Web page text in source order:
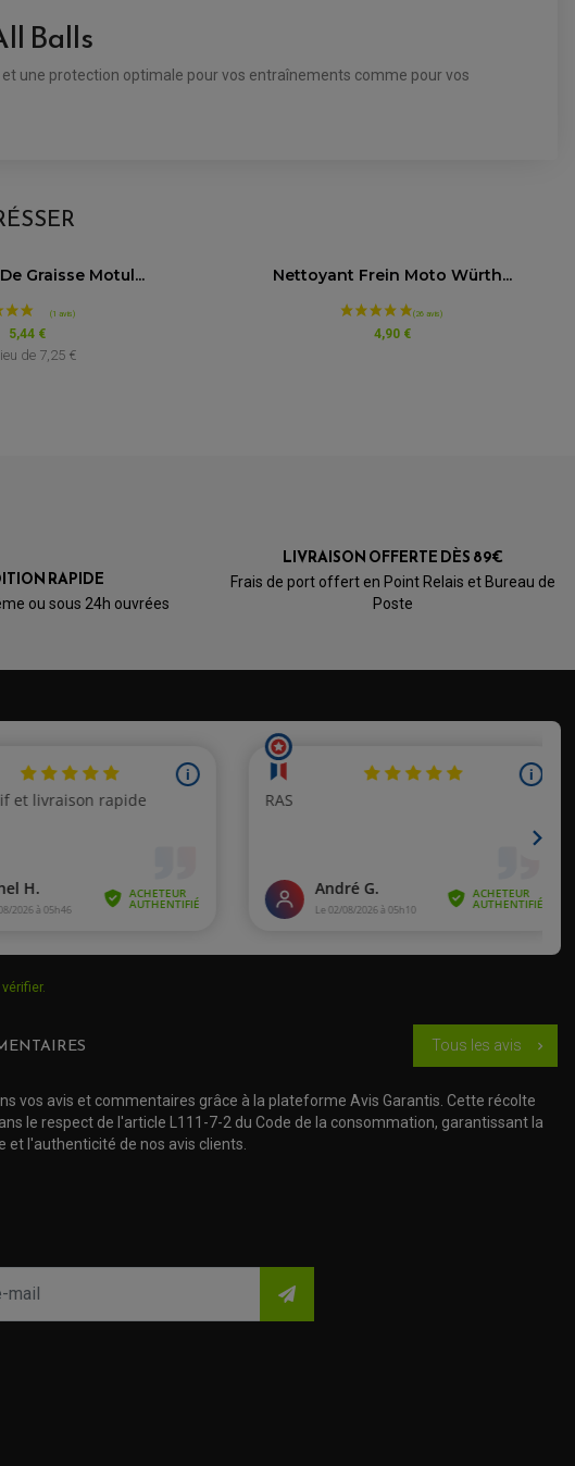
Balls
une protection optimale pour vos entraînements comme pour vos
Graisse Motul...
5,44 €
de 7,25 €
Nettoyant Frein Moto Würth...
4,90 €
RAPIDE
ou sous 24h ouvrées
LIVRAISON OFFERTE DÈS 89€
Frais de port offert en Point Relais et Bureau de
Poste
.
Tous les avis chevron_right
vos avis et commentaires grâce à la plateforme Avis Garantis. Cette récolte
le respect de l'article L111-7-2 du Code de la consommation, garantissant la
et l'authenticité de nos avis clients.